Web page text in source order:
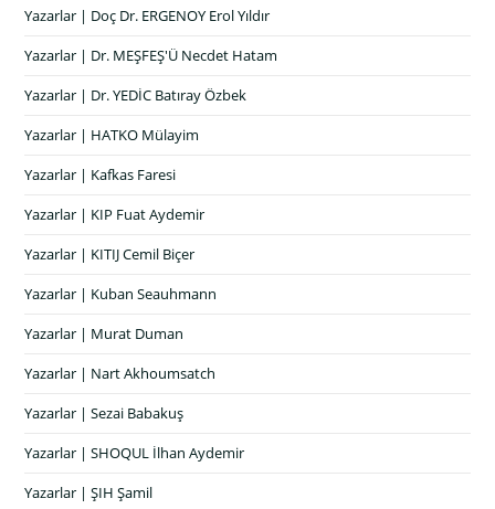
Yazarlar | Doç Dr. ERGENOY Erol Yıldır
Yazarlar | Dr. MEŞFEŞ'Ü Necdet Hatam
Yazarlar | Dr. YEDİC Batıray Özbek
Yazarlar | HATKO Mülayim
Yazarlar | Kafkas Faresi
Yazarlar | KIP Fuat Aydemir
Yazarlar | KITIJ Cemil Biçer
Yazarlar | Kuban Seauhmann
Yazarlar | Murat Duman
Yazarlar | Nart Akhoumsatch
Yazarlar | Sezai Babakuş
Yazarlar | SHOQUL İlhan Aydemir
Yazarlar | ŞIH Şamil